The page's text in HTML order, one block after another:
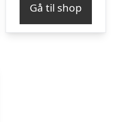
Gå til shop